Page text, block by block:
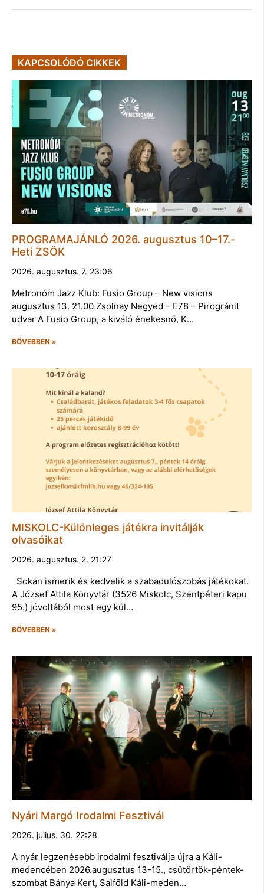
KAPCSOLÓDÓ CIKKEK
PROGRAMAJÁNLÓ 2026. augusztus 10–17.-
Heti ZSÖK
2026. augusztus. 7. 23:06
Metronóm Jazz Klub: Fusio Group – New visions
augusztus 13. 21.00 Zsolnay Negyed – E78 – Pirogránit
udvar A Fusio Group, a kiváló énekesnő, K…
BŐVEBBEN »
MISKOLC-Különleges játékra invitálják
olvasóikat
2026. augusztus. 2. 21:27
Sokan ismerik és kedvelik a szabadulószobás játékokat.
A József Attila Könyvtár (3526 Miskolc, Szentpéteri kapu
95.) jóvoltából most egy kül…
BŐVEBBEN »
Nyári Margó Irodalmi Fesztivál
2026. július. 30. 22:28
A nyár legzenésebb irodalmi fesztiválja újra a Káli-
medencében 2026.augusztus 13-15., csütörtök-péntek-
szombat Bánya Kert, Salföld Káli-meden…